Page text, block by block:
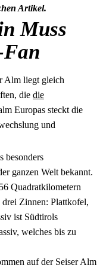
Artikel.
Muss
Alm liegt gleich
die die
Europas steckt die
und
besonders
ganzen Welt bekannt.
Quadratkilometern
Zinnen: Plattkofel,
ist Südtirols
welches bis zu
auf der Seiser Alm